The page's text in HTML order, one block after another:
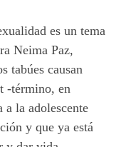
es un tema
Neima Paz,
tabúes causan
-término, en
a la adolescente
y que ya está